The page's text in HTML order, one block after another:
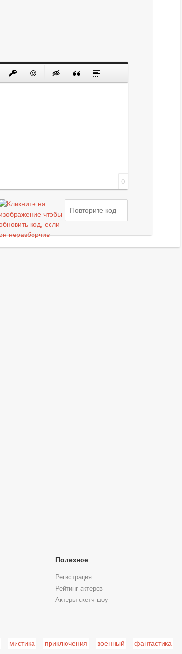
0
Полезное
Регистрация
Рейтинг актеров
Актеры скетч шоу
мистика приключения военный фантастика